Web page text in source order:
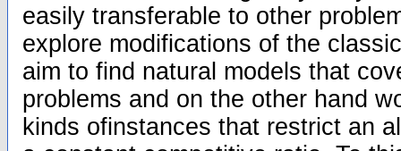
easily transferable to other
explore modifications of the
aim to find natural models that
problems and on the other hand
kinds ofinstances that restrict an